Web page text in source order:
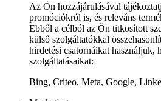
Az Ön hozzájárulásával
promóciókról is, és releváns
Ebből a célból az Ön titkosított
külső szolgáltatókkal
hirdetési csatornáikat használjuk,
szolgáltatásaikat:
Bing, Criteo, Meta, Google,